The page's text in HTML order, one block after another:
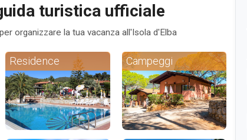
turistica ufficiale
organizzare la tua vacanza all'Isola d'Elba
Residence Campeggi